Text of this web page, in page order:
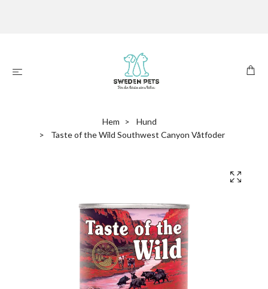
Hem
Hund
Taste of the Wild Southwest Canyon Våtfoder